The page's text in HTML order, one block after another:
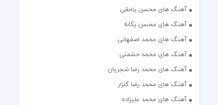
آهنگ های محسن یاحقی
آهنگ های محسن یگانه
آهنگ های محمد اصفهانی
آهنگ های محمد حشمتی
آهنگ های محمد رضا شجریان
آهنگ های محمد رضا گلزار
آهنگ های محمد علیزاده